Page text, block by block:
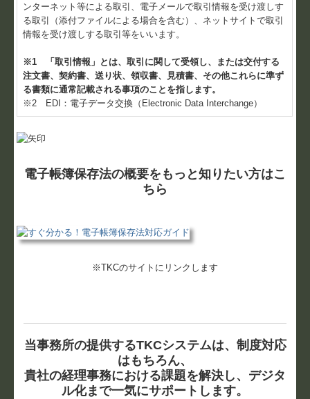
ンターネット等による取引、電子メールで取引情報を受け渡しす
る取引（添付ファイルによる場合を含む）、ネットサイトで取引
情報を受け渡しする取引等をいいます。
※1 「取引情報」とは、取引に関して受領し、または交付する
注文書、契約書、送り状、領収書、見積書、その他これらに準ず
る書類に通常記載される事項のことを指します。
※2 EDI：電子データ交換（Electronic Data Interchange）
電子帳簿保存法の概要をもっと知りたい方はこ
ちら
※TKCのサイトにリンクします
当事務所の提供するTKCシステムは、制度対応
はもちろん、
貴社の経理事務における課題を解決し、デジタ
ル化まで一気にサポートします。